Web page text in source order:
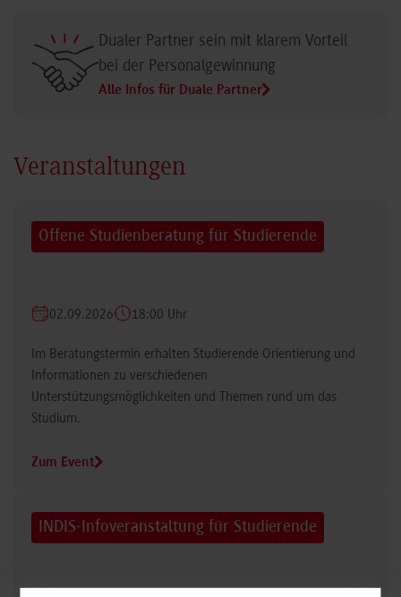
Dualer Partner sein mit klarem Vorteil
bei der Personalgewinnung
Alle Infos für Duale Partner
Veranstaltungen
Offene Studienberatung für Studierende
02.09.2026 18:00 Uhr
Im Beratungstermin erhalten Studierende Orientierung und
Informationen zu verschiedenen
Unterstützungsmöglichkeiten und Themen rund um das
Studium.
Zum Event
INDIS-Infoveranstaltung für Studierende